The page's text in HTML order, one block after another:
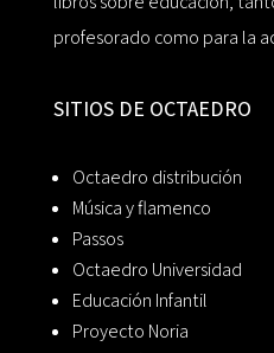
profesorado como para la
SITIOS DE OCTAEDRO
Octaedro distribución
Música y flamenco
Passos
Octaedro Universidad
Educación Infantil
Proyecto Noria